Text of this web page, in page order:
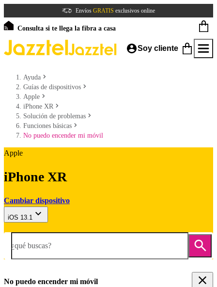
Envíos GRATIS exclusivos online
Consulta si te llega la fibra a casa
Soy cliente
Ayuda
Guías de dispositivos
Apple
iPhone XR
Solución de problemas
Funciones básicas
No puedo encender mi móvil
Apple
iPhone XR
Cambiar dispositivo
iOS 13.1
¿qué buscas?
No puedo encender mi móvil